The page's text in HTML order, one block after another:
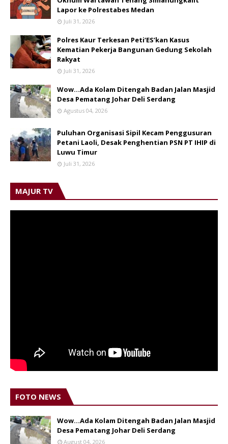
Lapor ke Polrestabes Medan
Juli 31, 2026
Polres Kaur Terkesan Peti‘ES’kan Kasus
Kematian Pekerja Bangunan Gedung Sekolah
Rakyat
Juli 31, 2026
Wow...Ada Kolam Ditengah Badan Jalan Masjid
Desa Pematang Johar Deli Serdang
Agustus 04, 2026
Puluhan Organisasi Sipil Kecam Penggusuran
Petani Laoli, Desak Penghentian PSN PT IHIP di
Luwu Timur
Juli 31, 2026
MAJUR TV
FOTO NEWS
Wow...Ada Kolam Ditengah Badan Jalan Masjid
Desa Pematang Johar Deli Serdang
August 04, 2026